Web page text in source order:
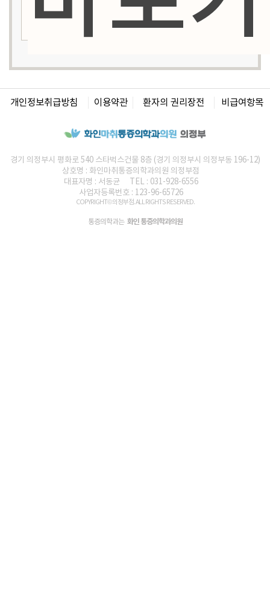
개인정보취급방침 이용약관 환자의 권리장전 비급여항목
경기 의정부시 평화로 540 스타벅스건물 8층 (경기 의정부시 의정부동 196-12)
상호명 : 화인마취통증의학과의원 의정부점
대표자명 : 서동균
TEL : 031-928-6556
사업자등록번호 : 123-96-65726
COPYRIGHT© 의정부점. ALL RIGHTS RESERVED.
통증의학과는 화인 통증의학과의원